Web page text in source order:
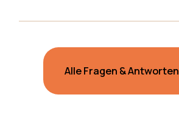
Alle Fragen & Antworten